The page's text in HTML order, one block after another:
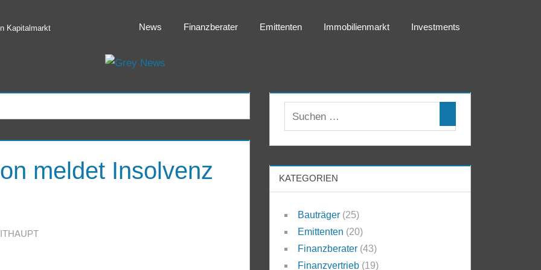
Kapitalmarkt News Finanzberater Emittenten Immobilienmarkt Investments
meldet Insolvenz
KATEGORIEN
Bauträger (25)
Emittenten (20)
Finanzberater (43)
Finanzvertrieb (19)